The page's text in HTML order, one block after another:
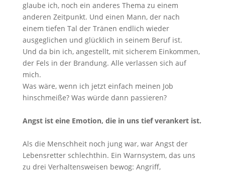
glaube ich, noch ein anderes Thema zu einem
anderen Zeitpunkt. Und einen Mann, der nach
einem tiefen Tal der Tränen endlich wieder
ausgeglichen und glücklich in seinem Beruf ist.
Und da bin ich, angestellt, mit sicherem Einkommen,
der Fels in der Brandung. Alle verlassen sich auf
mich.
Was wäre, wenn ich jetzt einfach meinen Job
hinschmeiße? Was würde dann passieren?
Angst ist eine Emotion, die in uns tief verankert ist.
Als die Menschheit noch jung war, war Angst der
Lebensretter schlechthin. Ein Warnsystem, das uns
zu drei Verhaltensweisen bewog: Angriff,